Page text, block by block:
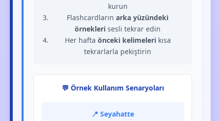
kurun
Flashcardlarınarka yüzündeki
örnekleri sesli tekrar edin
Her hafta önceki kelimelerikısa
tekrarlarla pekiştirin
💬 Örnek Kullanım Senaryoları
📍 Seyahatte